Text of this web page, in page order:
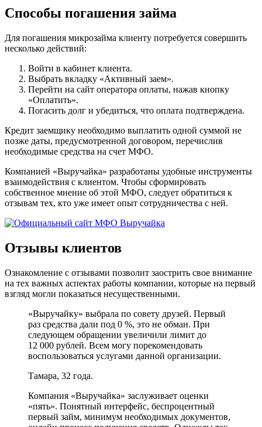
Способы погашения займа
Для погашения микрозайма клиенту потребуется совершить
несколько действий:
Войти в кабинет клиента.
Выбрать вкладку «Активный заем».
Перейти на сайт оператора оплаты, нажав кнопку
«Оплатить».
Погасить долг и убедиться, что оплата подтверждена.
Кредит заемщику необходимо выплатить одной суммой не
позже даты, предусмотренной договором, перечислив
необходимые средства на счет МФО.
Компанией «Выручайка» разработаны удобные инструменты
взаимодействия с клиентом. Чтобы сформировать
собственное мнение об этой МФО, следует обратиться к
отзывам тех, кто уже имеет опыт сотрудничества с ней.
Отзывы клиентов
Ознакомление с отзывами позволит заострить свое внимание
на тех важных аспектах работы компании, которые на первый
взгляд могли показаться несущественными.
«Выручайку» выбрала по совету друзей. Первый
раз средства дали под 0 %, это не обман. При
следующем обращении увеличили лимит до
12 000 рублей. Всем могу порекомендовать
воспользоваться услугами данной организации.
Тамара, 32 года.
Компания «Выручайка» заслуживает оценки
«пять». Понятный интерфейс, беспроцентный
первый займ, минимум необходимых документов,